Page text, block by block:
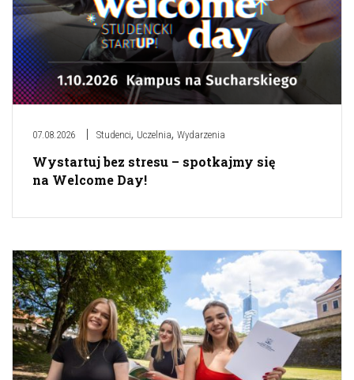
07.08.2026 Studenci, Uczelnia, Wydarzenia
Wystartuj bez stresu – spotkajmy się
na Welcome Day!